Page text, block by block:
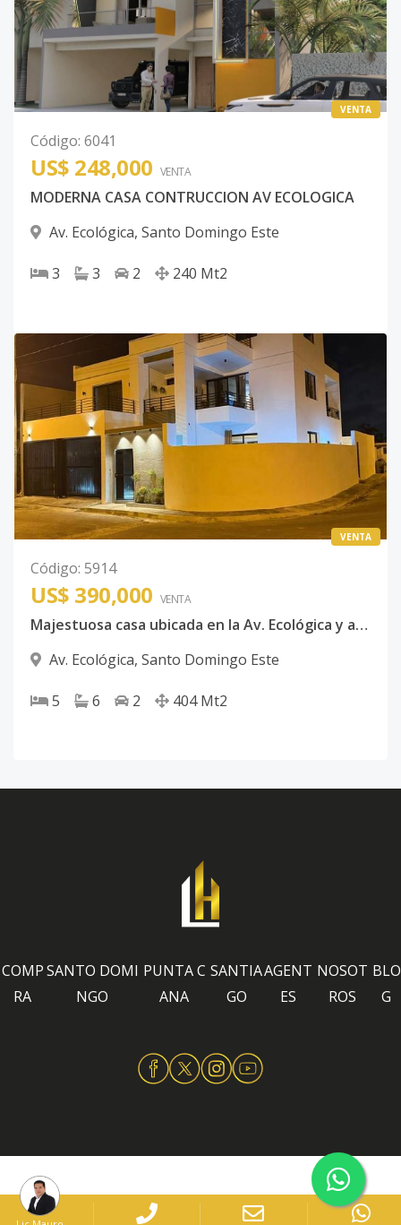
VENTA
Código: 6041
US$ 248,000 VENTA
MODERNA CASA CONTRUCCION AV ECOLOGICA
Av. Ecológica, Santo Domingo Este
3 3 2 240 Mt2
VENTA
Código: 5914
US$ 390,000 VENTA
Majestuosa casa ubicada en la Av. Ecológica y acceso por las Americas
Av. Ecológica, Santo Domingo Este
5 6 2 404 Mt2
COMP
RA
SANTO DOMI
NGO
PUNTA C
ANA
SANTIA
GO
AGENT
ES
NOSOT
ROS
BLO
G